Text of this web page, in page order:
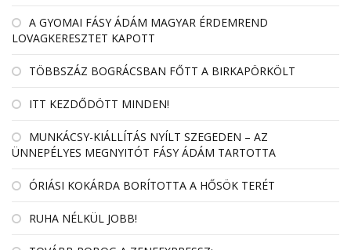
A GYOMAI FÁSY ÁDÁM MAGYAR ÉRDEMREND
LOVAGKERESZTET KAPOTT
TÖBBSZÁZ BOGRÁCSBAN FŐTT A BIRKAPÖRKÖLT
ITT KEZDŐDÖTT MINDEN!
MUNKÁCSY-KIÁLLÍTÁS NYÍLT SZEGEDEN – AZ
ÜNNEPÉLYES MEGNYITÓT FÁSY ÁDÁM TARTOTTA
ÓRIÁSI KOKÁRDA BORÍTOTTA A HŐSÖK TERÉT
RUHA NÉLKÜL JOBB!